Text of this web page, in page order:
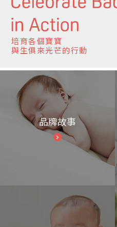
培育各個寶寶
與生俱來光芒的行動
品牌故事